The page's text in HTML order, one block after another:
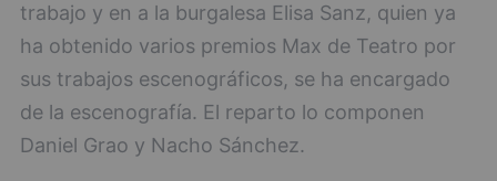
trabajo y en a la burgalesa Elisa Sanz, quien ya
ha obtenido varios premios Max de Teatro por
sus trabajos escenográficos, se ha encargado
de la escenografía. El reparto lo componen
Daniel Grao y Nacho Sánchez.